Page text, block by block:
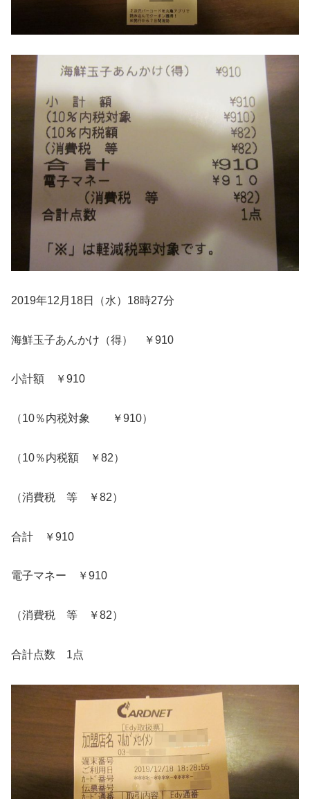
2019年12月18日（水）18時27分
海鮮玉子あんかけ（得） ￥910
小計額 ￥910
（10％内税対象 ￥910）
（10％内税額 ￥82）
（消費税 等 ￥82）
合計 ￥910
電子マネー ￥910
（消費税 等 ￥82）
合計点数 1点